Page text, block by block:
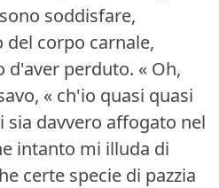
soddisfare,
corpo carnale,
d'aver perduto. « Oh,
« ch'io quasi quasi
sia davvero affogato nel
intanto mi illuda di
certe specie di pazzia